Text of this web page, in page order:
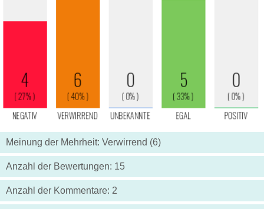
Meinung der Mehrheit: Verwirrend (6)
Anzahl der Bewertungen: 15
Anzahl der Kommentare: 2